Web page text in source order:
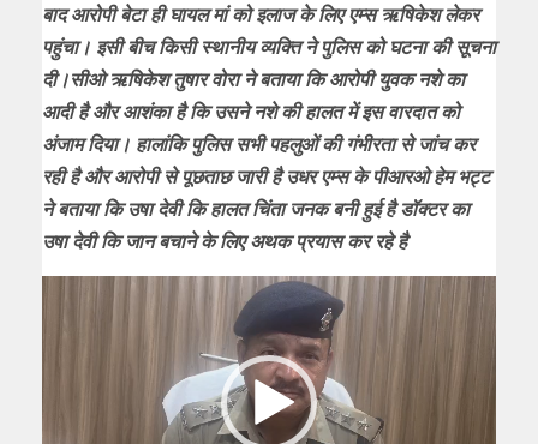
बाद आरोपी बेटा ही घायल मां को इलाज के लिए एम्स ऋषिकेश लेकर
पहुंचा। इसी बीच किसी स्थानीय व्यक्ति ने पुलिस को घटना की सूचना
दी।सीओ ऋषिकेश तुषार वोरा ने बताया कि आरोपी युवक नशे का
आदी है और आशंका है कि उसने नशे की हालत में इस वारदात को
अंजाम दिया। हालांकि पुलिस सभी पहलुओं की गंभीरता से जांच कर
रही है और आरोपी से पूछताछ जारी है उधर एम्स के पीआरओ हेम भट्ट
ने बताया कि उषा देवी कि हालत चिंता जनक बनी हुई है डॉक्टर का
उषा देवी कि जान बचाने के लिए अथक प्रयास कर रहे है